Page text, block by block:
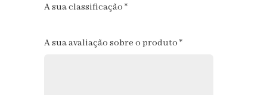
A sua classificação *
A sua avaliação sobre o produto *